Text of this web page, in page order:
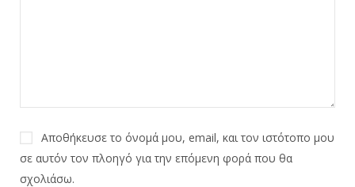
Αποθήκευσε το όνομά μου, email, και τον ιστότοπο μου
σε αυτόν τον πλοηγό για την επόμενη φορά που θα
σχολιάσω.